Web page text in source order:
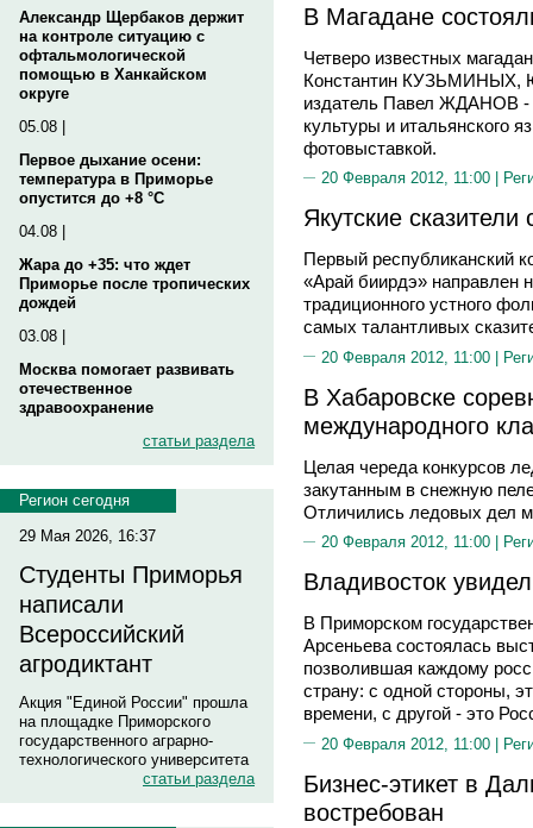
Александр Щербаков держит
на контроле ситуацию с
офтальмологической
помощью в Ханкайском
округе
05.08 |
Первое дыхание осени:
температура в Приморье
опустится до +8 °C
04.08 |
Жара до +35: что ждет
Приморье после тропических
дождей
03.08 |
Москва помогает развивать
отечественное
здравоохранение
статьи раздела
Регион сегодня
29 Мая 2026, 16:37
Студенты Приморья
написали
Всероссийский
агродиктант
Акция "Единой России" прошла
на площадке Приморского
государственного аграрно-
технологического университета
статьи раздела
В Магадане
Четверо известных
Константин КУЗЬМИНЫХ,
издатель Павел ЖДАНОВ -
культуры и итальянского
фотовыставкой.
20 Февраля 2012, 11:00 |
Якутские
Первый республиканский
«Арай биирдэ» направлен
традиционного устного
самых талантливых
20 Февраля 2012, 11:00 |
В Хабаровске
международного
Целая череда конкурсов
закутанным в снежную
Отличились ледовых дел
20 Февраля 2012, 11:00 |
Владивосток
В Приморском
Арсеньева состоялась
позволившая каждому
страну: с одной стороны,
времени, с другой - это
20 Февраля 2012, 11:00 |
Бизнес-этикет в
востребован